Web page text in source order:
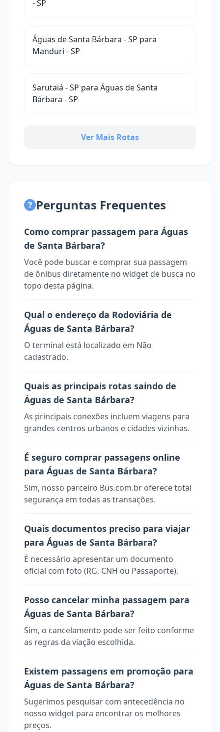
- SP
Águas de Santa Bárbara - SP para
Manduri - SP
Sarutaiá - SP para Águas de Santa
Bárbara - SP
Ver Mais Rotas
Perguntas Frequentes
Como comprar passagem para Águas
de Santa Bárbara?
Você pode buscar e comprar sua passagem
de ônibus diretamente no widget de busca no
topo desta página.
Qual o endereço da Rodoviária de
Águas de Santa Bárbara?
O terminal está localizado em Não
cadastrado.
Quais as principais rotas saindo de
Águas de Santa Bárbara?
As principais conexões incluem viagens para
grandes centros urbanos e cidades vizinhas.
É seguro comprar passagens online
para Águas de Santa Bárbara?
Sim, nosso parceiro Bus.com.br oferece total
segurança em todas as transações.
Quais documentos preciso para viajar
para Águas de Santa Bárbara?
É necessário apresentar um documento
oficial com foto (RG, CNH ou Passaporte).
Posso cancelar minha passagem para
Águas de Santa Bárbara?
Sim, o cancelamento pode ser feito conforme
as regras da viação escolhida.
Existem passagens em promoção para
Águas de Santa Bárbara?
Sugerimos pesquisar com antecedência no
nosso widget para encontrar os melhores
preços.